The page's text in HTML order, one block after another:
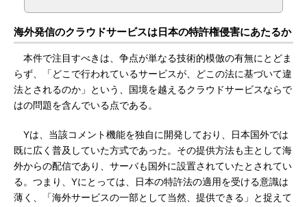
海外発信のクラウドサービスは日本の特許権侵害にあたるか
本件で注目すべきは、争点が単なる技術的模倣の有無にとどま
らず、「どこで行われているサービスが、どこの法に基づいて違
法とされるのか」という、国境を越えるクラウドサービスならで
はの問題を含んでいる点である。
Yは、当該コメント機能を独自に開発しており、日本国外では
既に広く普及していた方式であった。その提供方法も主として海
外からの配信であり、サーバも国外に設置されていたとされてい
る。つまり、Yにとっては、日本の特許法の適用を受ける意識は
薄く、「海外サービスの一部として当然、提供できる」と捉えて